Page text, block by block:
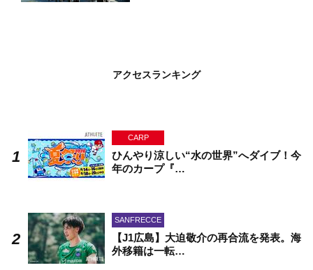
アクセスランキング
CARP
ひんやり涼しい“水の世界”へダイブ！今
年のカープ『…
SANFRECCE
【J1広島】大迫敬介の再合流を発表。海
外移籍は一転…